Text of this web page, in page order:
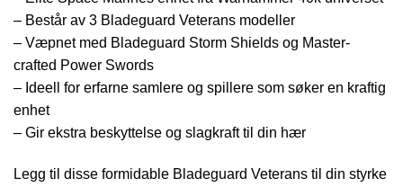
– Består av 3 Bladeguard Veterans modeller
– Væpnet med Bladeguard Storm Shields og Master-
crafted Power Swords
– Ideell for erfarne samlere og spillere som søker en kraftig
enhet
– Gir ekstra beskyttelse og slagkraft til din hær
Legg til disse formidable Bladeguard Veterans til din styrke